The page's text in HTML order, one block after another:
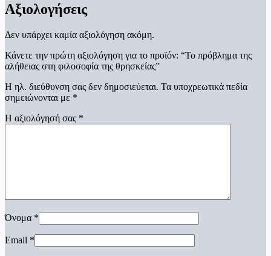
Αξιολογήσεις
Δεν υπάρχει καμία αξιολόγηση ακόμη.
Κάνετε την πρώτη αξιολόγηση για το προϊόν: “Το πρόβλημα της
αλήθειας στη φιλοσοφία της θρησκείας”
Η ηλ. διεύθυνση σας δεν δημοσιεύεται. Τα υποχρεωτικά πεδία
σημειώνονται με *
Η αξιολόγησή σας *
Όνομα *
Email *